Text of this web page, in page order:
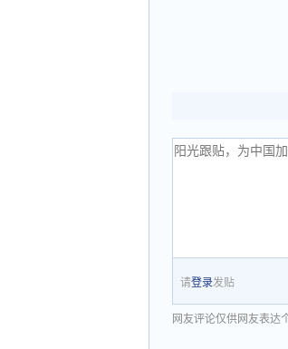
请登录发贴
网友评论仅供网友表达